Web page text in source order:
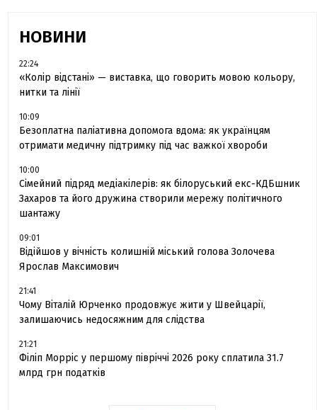
НОВИНИ
22:24
«Колір відстані» — виставка, що говорить мовою кольору,
нитки та лінії
10:09
Безоплатна паліативна допомога вдома: як українцям
отримати медичну підтримку під час важкої хвороби
10:00
Сімейний підряд медіакілерів: як білоруський екс-КДБшник
Захаров та його дружина створили мережу політичного
шантажу
09:01
Відійшов у вічність колишній міський голова Золочева
Ярослав Максимович
21:41
Чому Віталій Юрченко продовжує жити у Швейцарії,
залишаючись недосяжним для слідства
21:21
Філіп Морріс у першому півріччі 2026 року сплатила 31.7
млрд грн податків